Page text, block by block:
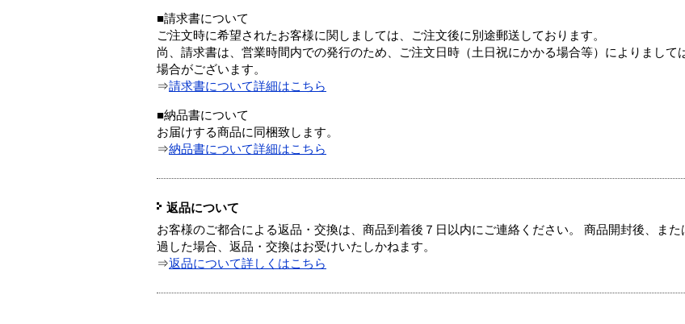
■請求書について
ご注文時に希望されたお客様に関しましては、ご注文後に別途郵送しております。
尚、請求書は、営業時間内での発行のため、ご注文日時（土日祝にかかる場合等）によりまして
場合がございます。
⇒請求書について詳細はこちら
■納品書について
お届けする商品に同梱致します。
⇒納品書について詳細はこちら
返品について
お客様のご都合による返品・交換は、商品到着後７日以内にご連絡ください。 商品開封後、ま
過した場合、返品・交換はお受けいたしかねます。
⇒返品について詳しくはこちら